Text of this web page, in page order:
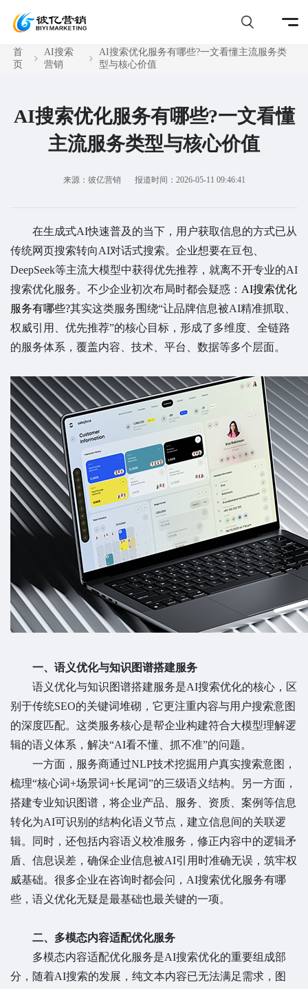
首
页
AI搜索
营销
AI搜索优化服务有哪些?一文看懂主流服务类
型与核心价值
AI搜索优化服务有哪些?一文看懂
主流服务类型与核心价值
来源：彼亿营销 报道时间：2026-05-11 09:46:41
在生成式AI快速普及的当下，用户获取信息的方式已从
传统网页搜索转向AI对话式搜索。企业想要在豆包、
DeepSeek等主流大模型中获得优先推荐，就离不开专业的AI
搜索优化服务。不少企业初次布局时都会疑惑： AI搜索优化
服务有哪些?其实这类服务围绕“让品牌信息被AI精准抓取、
权威引用、优先推荐”的核心目标，形成了多维度、全链路
的服务体系，覆盖内容、技术、平台、数据等多个层面。
一、语义优化与知识图谱搭建服务
语义优化与知识图谱搭建服务是AI搜索优化的核心，区
别于传统SEO的关键词堆砌，它更注重内容与用户搜索意图
的深度匹配。这类服务核心是帮企业构建符合大模型理解逻
辑的语义体系，解决“AI看不懂、抓不准”的问题。
一方面，服务商通过NLP技术挖掘用户真实搜索意图，
梳理“核心词+场景词+长尾词”的三级语义结构。另一方面，
搭建专业知识图谱，将企业产品、服务、资质、案例等信息
转化为AI可识别的结构化语义节点，建立信息间的关联逻
辑。同时，还包括内容语义校准服务，修正内容中的逻辑矛
盾、信息误差，确保企业信息被AI引用时准确无误，筑牢权
威基础。很多企业在咨询时都会问，AI搜索优化服务有哪
些，语义优化无疑是最基础也最关键的一项。
二、多模态内容适配优化服务
多模态内容适配优化服务是AI搜索优化的重要组成部
分，随着AI搜索的发展，纯文本内容已无法满足需求，图